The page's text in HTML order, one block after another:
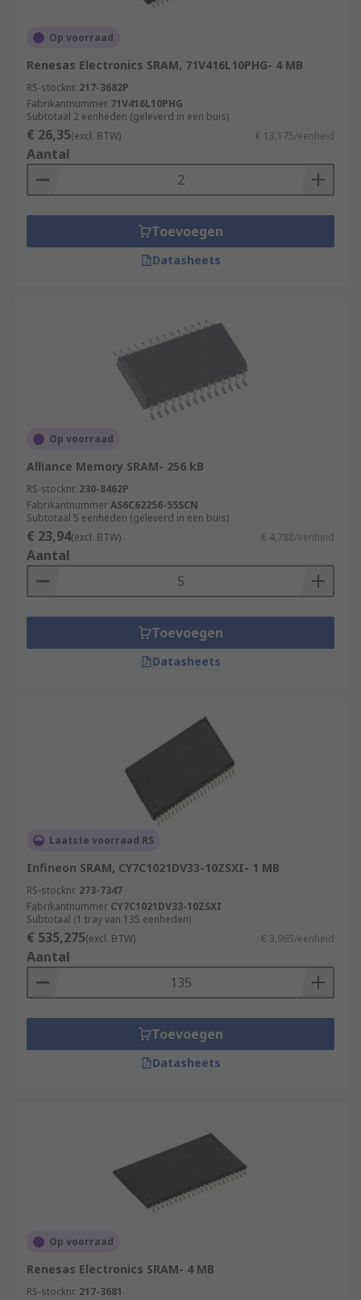
Op voorraad
Renesas Electronics SRAM, 71V416L10PHG- 4 MB
RS-stocknr. 217-3682P
Fabrikantnummer 71V416L10PHG
Subtotaal 2 eenheden (geleverd in een buis)
€ 26,35(excl. BTW) € 13,175/eenheid
Aantal
Toevoegen
Datasheets
Op voorraad
Alliance Memory SRAM- 256 kB
RS-stocknr. 230-8462P
FabrikantnummerAS6C62256-55SCN
Subtotaal 5 eenheden (geleverd in een buis)
€ 23,94(excl. BTW) € 4,788/eenheid
Aantal
Toevoegen
Datasheets
Laatste voorraad RS
Infineon SRAM, CY7C1021DV33-10ZSXI- 1 MB
RS-stocknr. 273-7347
Fabrikantnummer CY7C1021DV33-10ZSXI
Subtotaal (1 tray van 135 eenheden)
€ 535,275(excl. BTW) € 3,965/eenheid
Aantal
Toevoegen
Datasheets
Op voorraad
Renesas Electronics SRAM- 4 MB
RS-stocknr. 217-3681